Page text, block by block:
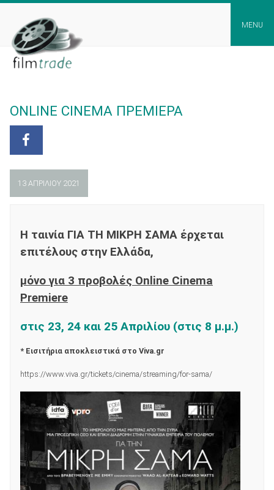
content
MENU
ONLINE CINEMA ΠΡΕΜΙΕΡΑ
13 ΑΠΡΙΛΊΟΥ 2021
Η ταινία ΓΙΑ ΤΗ ΜΙΚΡΗ ΣΑΜΑ έρχεται
επιτέλους στην Ελλάδα,
μόνο για 3 προβολές Οnline Cinema
Premiere
στις 23, 24 και 25 Απριλίου (στις 8 μ.μ.)
* Εισιτήρια αποκλειστικά στο Viva.gr
https://www.viva.gr/tickets/cinema/streaming/for-sama/